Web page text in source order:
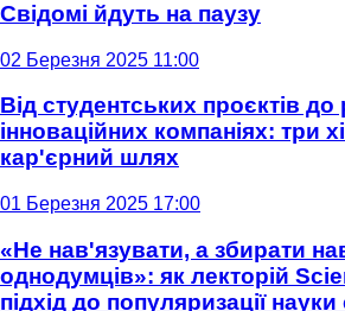
Свідомі йдуть на паузу
02 Березня 2025 11:00
Від студентських проєктів
інноваційних компаніях: три
кар'єрний шлях
01 Березня 2025 17:00
«Не нав'язувати, а збирати
однодумців»: як лекторій
підхід до популяризації